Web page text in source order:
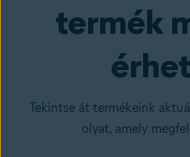
termék
Tekintse át termékeink
olyat, amely